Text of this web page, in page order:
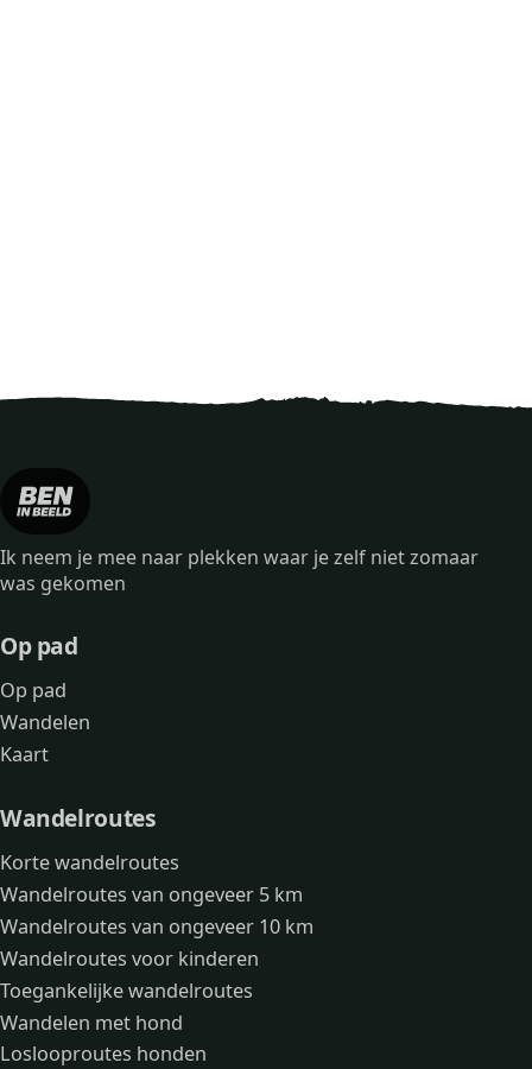
Ik neem je mee naar plekken waar je zelf niet zomaar
was gekomen
Op pad
Op pad
Wandelen
Kaart
Wandelroutes
Korte wandelroutes
Wandelroutes van ongeveer 5 km
Wandelroutes van ongeveer 10 km
Wandelroutes voor kinderen
Toegankelijke wandelroutes
Wandelen met hond
Loslooproutes honden